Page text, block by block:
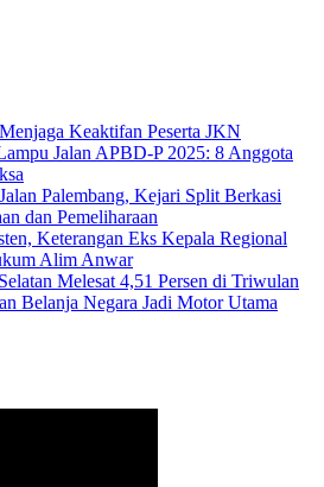
Keaktifan Peserta JKN
Jalan APBD-P 2025: 8 Anggota
Palembang, Kejari Split Berkasi
dan Pemeliharaan
Keterangan Eks Kepala Regional
Alim Anwar
Melesat 4,51 Persen di Triwulan
Belanja Negara Jadi Motor Utama